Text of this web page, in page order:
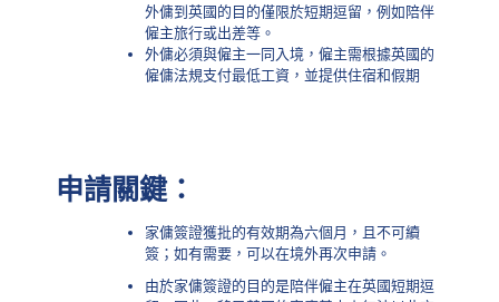
外傭到英國的目的僅限於短期逗留，例如陪伴
僱主旅行或出差等。
外傭必須與僱主一同入境，僱主需根據英國的
僱傭法規支付最低工資，並提供住宿和假期
申請關鍵：
家傭簽證獲批的有效期為六個月，且不可續
簽；如有需要，可以在境外再次申請。
由於家傭簽證的目的是陪伴僱主在英國短期逗